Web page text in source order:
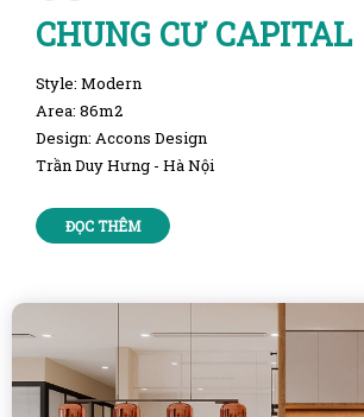
CHUNG CƯ CAPITAL
Style: Modern
Area: 86m2
Design: Accons Design
Trần Duy Hưng - Hà Nội
ĐỌC THÊM